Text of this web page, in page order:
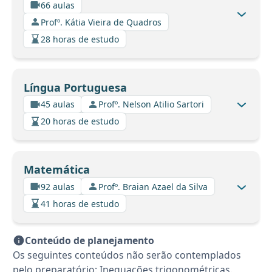
66 aulas
Profº. Kátia Vieira de Quadros
28 horas de estudo
Língua Portuguesa
45 aulas
Profº. Nelson Atilio Sartori
20 horas de estudo
Matemática
92 aulas
Profº. Braian Azael da Silva
41 horas de estudo
Conteúdo de planejamento
Os seguintes conteúdos não serão contemplados